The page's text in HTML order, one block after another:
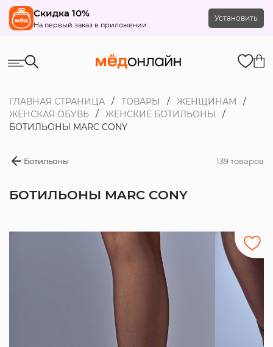
Скидка 10%
На первый заказ в приложении
Установить
ГЛАВНАЯ СТРАНИЦА ТОВАРЫ
ЖЕНЩИНАМ
ЖЕНСКАЯ ОБУВЬ
ЖЕНСКИЕ БОТИЛЬОНЫ
БОТИЛЬОНЫ MARC CONY
Ботильоны 139 товаров
БОТИЛЬОНЫ MARC CONY